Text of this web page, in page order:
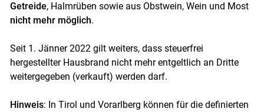
Getreide, Halmrüben sowie aus Obstwein, Wein und Most
nicht mehr möglich.
Seit 1. Jänner 2022 gilt weiters, dass steuerfrei
hergestellter Hausbrand nicht mehr entgeltlich an Dritte
weitergegeben (verkauft) werden darf.
Hinweis: In Tirol und Vorarlberg können für die definierten